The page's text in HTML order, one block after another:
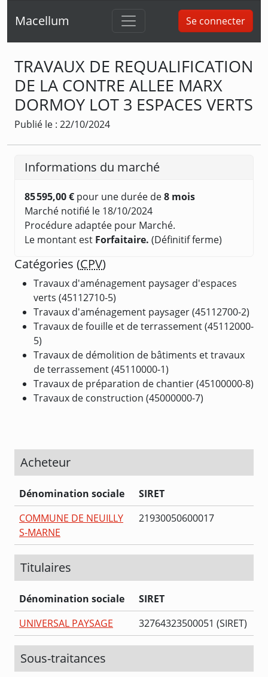
Macellum Se connecter
TRAVAUX DE REQUALIFICATION
DE LA CONTRE ALLEE MARX
DORMOY LOT 3 ESPACES VERTS
Publié le : 22/10/2024
Informations du marché
85 595,00 € pour une durée de8 mois
Marché notifié le 18/10/2024
Procédure adaptée pour Marché.
Le montant est Forfaitaire. (Définitif ferme)
Catégories (CPV)
Travaux d'aménagement paysager d'espaces
verts (45112710-5)
Travaux d'aménagement paysager (45112700-2)
Travaux de fouille et de terrassement (45112000-
5)
Travaux de démolition de bâtiments et travaux
de terrassement (45110000-1)
Travaux de préparation de chantier (45100000-8)
Travaux de construction (45000000-7)
Acheteur
Dénomination sociale
SIRET
COMMUNE DE NEUILLY
S-MARNE
21930050600017
Titulaires
Dénomination sociale
SIRET
UNIVERSAL PAYSAGE
32764323500051 (SIRET)
Sous-traitances